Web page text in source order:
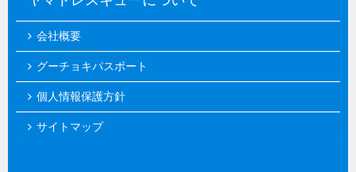
会社概要
グーチョキパスポート
個人情報保護方針
サイトマップ